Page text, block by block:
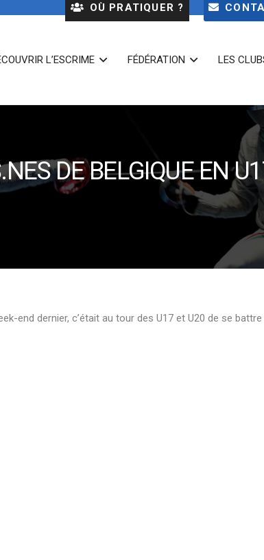
OÙ PRATIQUER ?
L’ESCRIME FÉDÉRATION LES
DE BELGIQUE EN
end dernier, c’était au tour des U17 et U20 de se